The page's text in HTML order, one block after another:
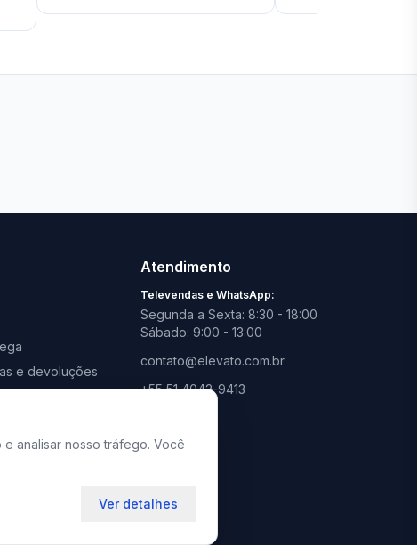
e devoluções
Atendimento
Televendas e WhatsApp:
Segunda a Sexta: 8:30 - 18:00
Sábado: 9:00 - 13:00
contato@elevato.com.br
+55 51 4042-9413
consulte aqui
analisar nosso tráfego. Você
Ver detalhes